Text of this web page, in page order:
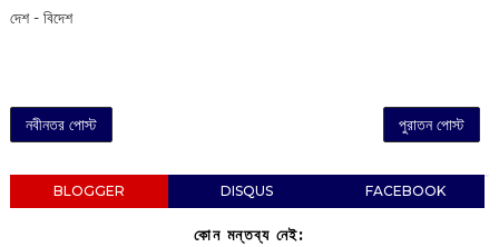
দেশ - বিদেশ
নবীনতর পোস্ট পুরাতন পোস্ট
BLOGGER DISQUS FACEBOOK
কোন মন্তব্য নেই: